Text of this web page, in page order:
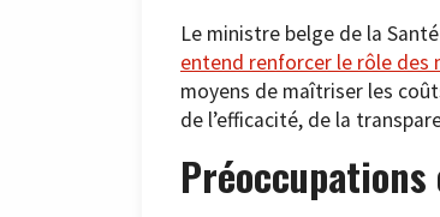
Le ministre belge de la
entend renforcer le rôle des
moyens de maîtriser les
de l’efficacité, de la